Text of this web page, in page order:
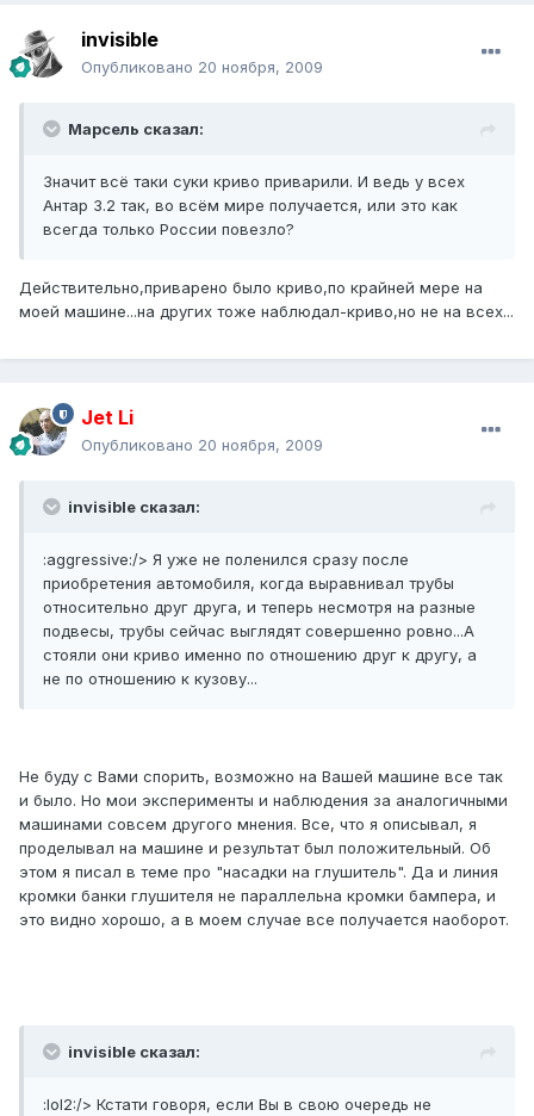
invisible
Опубликовано 20 ноября, 2009
Марсель сказал:
Значит всё таки суки криво приварили. И ведь у всех
Антар 3.2 так, во всём мире получается, или это как
всегда только России повезло?
Действительно,приварено было криво,по крайней мере на
моей машине...на других тоже наблюдал-криво,но не на всех...
Jet Li
Опубликовано 20 ноября, 2009
invisible сказал:
:aggressive:/> Я уже не поленился сразу после
приобретения автомобиля, когда выравнивал трубы
относительно друг друга, и теперь несмотря на разные
подвесы, трубы сейчас выглядят совершенно ровно...А
стояли они криво именно по отношению друг к другу, а
не по отношению к кузову...
Не буду с Вами спорить, возможно на Вашей машине все так
и было. Но мои эксперименты и наблюдения за аналогичными
машинами совсем другого мнения. Все, что я описывал, я
проделывал на машине и результат был положительный. Об
этом я писал в теме про "насадки на глушитель". Да и линия
кромки банки глушителя не параллельна кромки бампера, и
это видно хорошо, а в моем случае все получается наоборот.
invisible сказал:
:lol2:/> Кстати говоря, если Вы в свою очередь не